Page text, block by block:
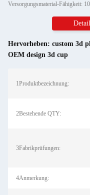
Versorgungsmaterial-Fähigkeit:
Detail
Hervorheben: custom 3d
OEM design 3d cup
1Produktbezeichnung:
2Bestehende QTY:
3Fabrikprüfungen:
4Anmerkung: